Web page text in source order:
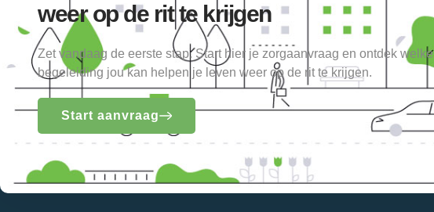
weer op de rit te krijgen
Zet vandaag de eerste stap. Start hier je zorgaanvraag en ontdek welke
begeleiding jou kan helpen je leven weer op de rit te krijgen.
Start aanvraag